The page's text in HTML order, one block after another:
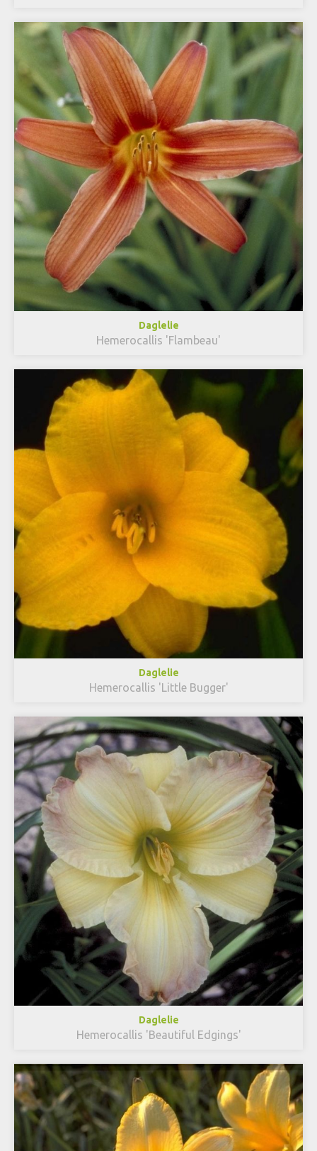
Daglelie
Hemerocallis 'Flambeau'
Daglelie
Hemerocallis 'Little Bugger'
Daglelie
Hemerocallis 'Beautiful Edgings'